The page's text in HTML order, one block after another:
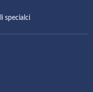
specialci